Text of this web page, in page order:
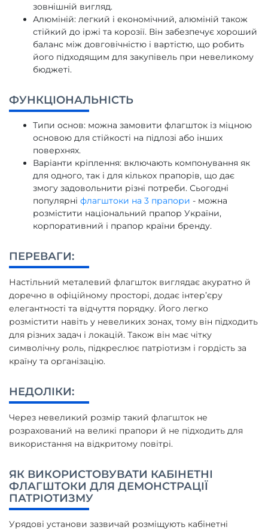
зовнішній вигляд.
Алюміній: легкий і економічний, алюміній також
стійкий до іржі та корозії. Він забезпечує хороший
баланс між довговічністю і вартістю, що робить
його підходящим для закупівель при невеликому
бюджеті.
ФУНКЦІОНАЛЬНІСТЬ
Типи основ: можна замовити флагшток із міцною
основою для стійкості на підлозі або інших
поверхнях.
Варіанти кріплення: включають компонування як
для одного, так і для кількох прапорів, що дає
змогу задовольнити різні потреби. Сьогодні
популярні флагштоки на 3 прапори - можна
розмістити національний прапор України,
корпоративний і прапор країни бренду.
ПЕРЕВАГИ:
Настільний металевий флагшток виглядає акуратно й
доречно в офіційному просторі, додає інтер’єру
елегантності та відчуття порядку. Його легко
розмістити навіть у невеликих зонах, тому він підходить
для різних задач і локацій. Також він має чітку
символічну роль, підкреслює патріотизм і гордість за
країну та організацію.
НЕДОЛІКИ:
Через невеликий розмір такий флагшток не
розрахований на великі прапори й не підходить для
використання на відкритому повітрі.
ЯК ВИКОРИСТОВУВАТИ КАБІНЕТНІ
ФЛАГШТОКИ ДЛЯ ДЕМОНСТРАЦІЇ
ПАТРІОТИЗМУ
Урядові установи зазвичай розміщують кабінетні